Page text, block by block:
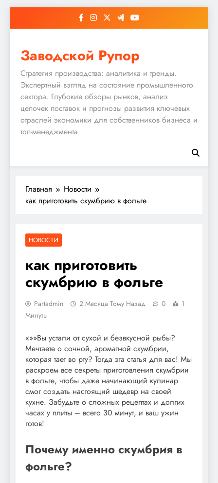
Заводской Рупор
Стратегия производства: аналитика и тренды.
Экспертный взгляд на состояние промышленного
сектора. Глубокие обзоры рынков, анализ
цепочек поставок и прогнозы развития ключевых
отраслей экономики для собственников бизнеса и
топ-менеджмента.
Главная
Новости
как приготовить скумбрию в фольге
НОВОСТИ
как приготовить
скумбрию в фольге
Partadmin 2 Месяца Тому Назад 0
1
Минуты
«»»Вы устали от сухой и безвкусной рыбы?
Мечтаете о сочной, ароматной скумбрии,
которая тает во рту? Тогда эта статья для вас! Мы
раскроем все секреты приготовления скумбрии
в фольге, чтобы даже начинающий кулинар
смог создать настоящий шедевр на своей
кухне. Забудьте о сложных рецептах и долгих
часах у плиты – всего 30 минут, и ваш ужин
готов!
Почему именно скумбрия в
фольге?